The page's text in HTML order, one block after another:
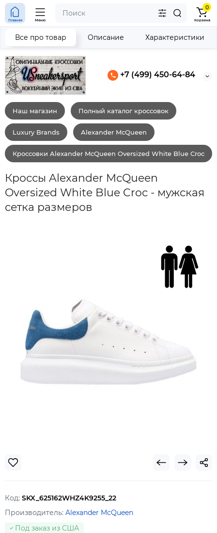
+7 (499) 450-64-84
Главная Меню
0
Корзина
Наш магазин Полный каталог кроссовок
Luxury Brands Alexander McQueen
Кроссовки Alexander McQueen Oversized White Blue Croc
Кроссы Alexander McQueen
Oversized White Blue Croc - мужская
сетка размеров
Все про товар Описание Характеристики
Код: SKX_625162WHZ4K9255_22
Производитель: Alexander McQueen
Под заказ из США